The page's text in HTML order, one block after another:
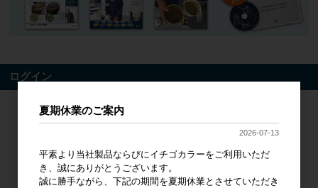
ログイン
メールアドレス
ログイン
夏期休業のご案内
2026-07-13
平素より当社製品ならびにイチゴカラーをご利用いただ
き、誠にありがとうございます。
誠に勝手ながら、下記の期間を夏期休業とさせていただき